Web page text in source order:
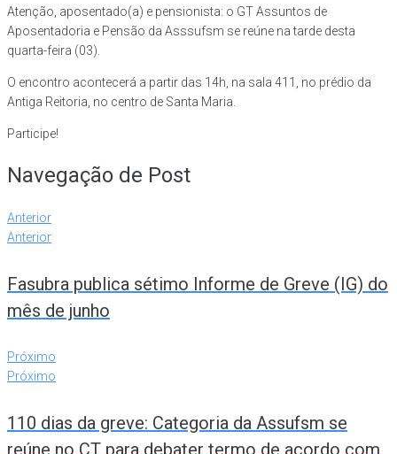
Atenção, aposentado(a) e pensionista: o GT Assuntos de
Aposentadoria e Pensão da Asssufsm se reúne na tarde desta
quarta-feira (03).
O encontro acontecerá a partir das 14h, na sala 411, no prédio da
Antiga Reitoria, no centro de Santa Maria.
Participe!
Navegação de Post
Anterior
Anterior
Fasubra publica sétimo Informe de Greve (IG) do
mês de junho
Próximo
Próximo
110 dias da greve: Categoria da Assufsm se
reúne no CT para debater termo de acordo com